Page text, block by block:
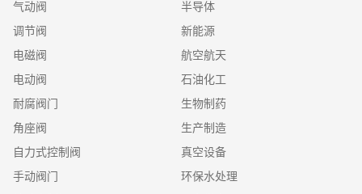
气动阀
调节阀
电磁阀
电动阀
耐腐阀门
角座阀
自力式控制阀
手动阀门
半导体
新能源
航空航天
石油化工
生物制药
生产制造
真空设备
环保水处理